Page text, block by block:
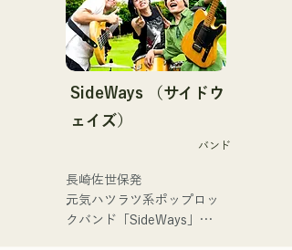
く！」やFUKUOKA
STREET PARTY、
Hannibal Halloween Music
Festival ,sunset live2019、
鷹祭Summer Boostイベン
トステージにも出演。MCと
cup2019 Public viewing、競
輪日本一ダービーの場内ア
ナウンス、ラグビー女子日
本代表世界大会スタジアム
曲を届けている。
コンセプトは、「等身大の
ままで。僕とあなたのため
の音楽を。」気持ちが落ち
まう時こそ聴いてほしい。
自分自身も迷いや葛藤を抱
作り物ではなく、ありのま
まの感情や言葉をそのまま
音楽にしている。
SideWays （サイドウ
ェイズ）
バンド
長崎佐世保発
元気ハツラツ系ポップロッ
クバンド「SideWays」